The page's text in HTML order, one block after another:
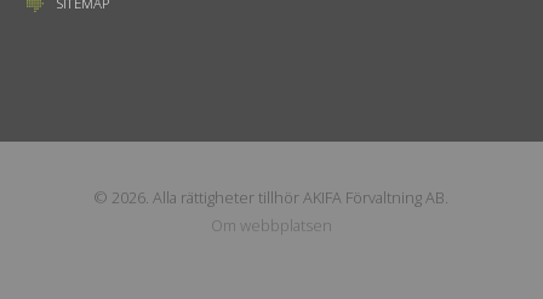
© 2026. Alla rättigheter tillhör AKIFA Förvaltning AB.
Om webbplatsen